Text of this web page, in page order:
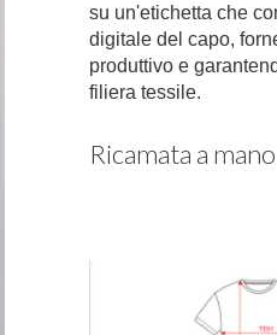
su un'etichetta che
digitale del capo,
produttivo e
filiera tessile.
Ricamata a mano